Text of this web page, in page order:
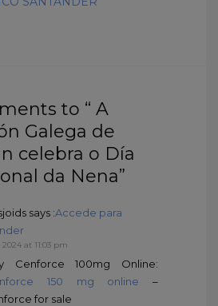
to “ A
Galega de
celebra o Día
da Nena”
says :Accede para
at 11:03 pm
Cenforce 100mg Online:
150 mg online –
for sale